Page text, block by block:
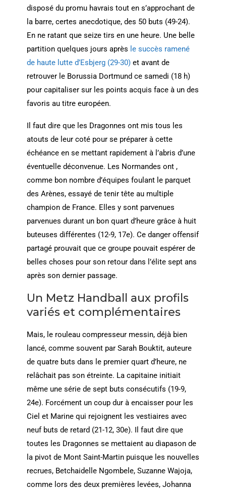
disposé du promu havrais tout en s’approchant de
la barre, certes anecdotique, des 50 buts (49-24).
En ne ratant que seize tirs en une heure. Une belle
partition quelques jours après le succès ramené
de haute lutte d’Esbjerg (29-30)et avant de
retrouver le Borussia Dortmund ce samedi (18 h)
pour capitaliser sur les points acquis face à un des
favoris au titre européen.
Il faut dire que les Dragonnes ont mis tous les
atouts de leur coté pour se préparer à cette
échéance en se mettant rapidement à l’abris d’une
éventuelle déconvenue. Les Normandes ont ,
comme bon nombre d’équipes foulant le parquet
des Arènes, essayé de tenir tête au multiple
champion de France. Elles y sont parvenues
parvenues durant un bon quart d’heure grâce à huit
buteuses différentes (12-9, 17e). Ce danger offensif
partagé prouvait que ce groupe pouvait espérer de
belles choses pour son retour dans l’élite sept ans
après son dernier passage.
Un Metz Handball aux profils
variés et complémentaires
Mais, le rouleau compresseur messin, déjà bien
lancé, comme souvent par Sarah Bouktit, auteure
de quatre buts dans le premier quart d’heure, ne
relâchait pas son étreinte. La capitaine initiait
même une série de sept buts consécutifs (19-9,
24e). Forcément un coup dur à encaisser pour les
Ciel et Marine qui rejoignent les vestiaires avec
neuf buts de retard (21-12, 30e). Il faut dire que
toutes les Dragonnes se mettaient au diapason de
la pivot de Mont Saint-Martin puisque les nouvelles
recrues, Betchaidelle Ngombele, Suzanne Wajoja,
comme lors des deux premières levées, Johanna